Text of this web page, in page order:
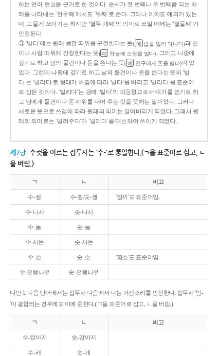
하는 언어 현실을 근거로 한 것이다. 순서가 첫 번째나 두 번째쯤 되는 차
례를 나타내는 ‘한두째’에서도 ‘두째’로 쓴다. 그러나 이에도 예외가 있는
데, 드물게 쓰이기는 하지만 ‘열두 개째’의 의미로 쓰일 때에는 ‘열둘째’가
인정된다.
③ ‘빌다’에는 원래 물건 따위를 구걸한다는 뜻( 예 밥을 빌러 다니다)과 신
이나 사람 따위에 간청한다는 뜻( 예 하늘에 소원을 빌다), 그리고 나중에
갚기로 하고 남의 물건이나 돈을 쓴다는 뜻( 예 친구에게 돈을 빌다)이 있
었다. 그런데 나중에 갚기로 하고 남의 물건이나 돈을 쓴다는 뜻의 ‘빌
다’는 ‘빌리다’로 형태가 바뀜에 따라 ‘빌다’를 버리고 ‘빌리다’를 표준어
로 삼은 것이다. ‘빌리다’는 원래 ‘빌다’의 피동형으로서 대가를 받기로 하
고 남에게 물건이나 돈 따위를 내어 주는 것을 뜻하는 말이었다. 그러나
새로운 뜻으로 쓰임에 따라 원래의 의미는 잃어버리게 되었다. 그래서 원
래의 의미로는 ‘빌려주다’가 ‘빌리다’를 대신하여 쓰이게 되었다.
제7항 수컷을 이르는 접두사는 '수-'로 통일한다.(ㄱ을 표준어로 삼고, ㄴ
을 버림.)
ㄱ ㄴ 비고
수-꿩 수-퀑/숫-꿩 '장끼'도 표준어임.
수-나사 숫-나사
수-놈 숫-놈
수-사돈 숫-사돈
수-소 숫-소 '황소'도 표준어임.
수-은행나무 숫-은행나무
다만 1. 다음 단어에서는 접두사 다음에서 나는 거센소리를 인정한다. 접두사 '암-
'이 결합되는 경우에도 이에 준한다.(ㄱ을 표준어로 삼고, ㄴ을 버림.)
ㄱ ㄴ 비고
수-캉아지 숫-강아지
수-캐 숫-개